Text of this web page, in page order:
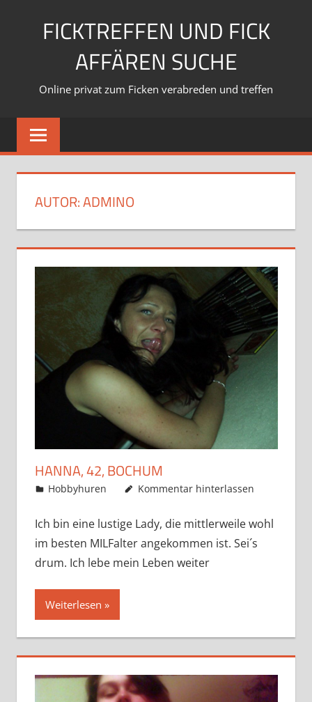
FICKTREFFEN UND FICK
AFFÄREN SUCHE
Online privat zum Ficken verabreden und treffen
AUTOR:ADMINO
HANNA, 42, BOCHUM
Januar 11, 2020
admino
Hobbyhuren Kommentar hinterlassen
Ich bin eine lustige Lady, die mittlerweile wohl
im besten MILFalter angekommen ist. Sei´s
drum. Ich lebe mein Leben weiter
Weiterlesen